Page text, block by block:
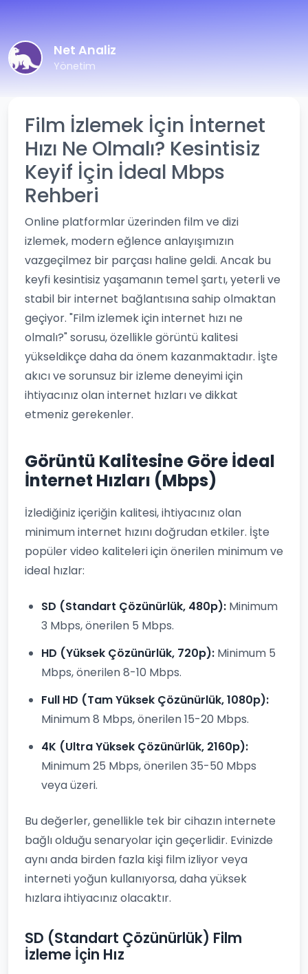
Net Analiz
Yönetim
Film İzlemek İçin İnternet
Hızı Ne Olmalı? Kesintisiz
Keyif İçin İdeal Mbps
Rehberi
Online platformlar üzerinden film ve dizi
izlemek, modern eğlence anlayışımızın
vazgeçilmez bir parçası haline geldi. Ancak bu
keyfi kesintisiz yaşamanın temel şartı, yeterli ve
stabil bir internet bağlantısına sahip olmaktan
geçiyor. "Film izlemek için internet hızı ne
olmalı?" sorusu, özellikle görüntü kalitesi
yükseldikçe daha da önem kazanmaktadır. İşte
akıcı ve sorunsuz bir izleme deneyimi için
ihtiyacınız olan internet hızları ve dikkat
etmeniz gerekenler.
Görüntü Kalitesine Göre İdeal
İnternet Hızları (Mbps)
İzlediğiniz içeriğin kalitesi, ihtiyacınız olan
minimum internet hızını doğrudan etkiler. İşte
popüler video kaliteleri için önerilen minimum ve
ideal hızlar:
SD (Standart Çözünürlük, 480p): Minimum
3 Mbps, önerilen 5 Mbps.
HD (Yüksek Çözünürlük, 720p): Minimum 5
Mbps, önerilen 8-10 Mbps.
Full HD (Tam Yüksek Çözünürlük, 1080p):
Minimum 8 Mbps, önerilen 15-20 Mbps.
4K (Ultra Yüksek Çözünürlük, 2160p):
Minimum 25 Mbps, önerilen 35-50 Mbps
veya üzeri.
Bu değerler, genellikle tek bir cihazın internete
bağlı olduğu senaryolar için geçerlidir. Evinizde
aynı anda birden fazla kişi film izliyor veya
interneti yoğun kullanıyorsa, daha yüksek
hızlara ihtiyacınız olacaktır.
SD (Standart Çözünürlük) Film
İzleme İçin Hız